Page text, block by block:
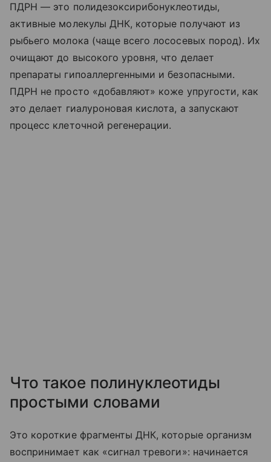
ПДРН — это полидезоксирибонуклеотиды,
активные молекулы ДНК, которые получают из
рыбьего молока (чаще всего лососевых пород). Их
очищают до высокого уровня, что делает
препараты гипоаллергенными и безопасными.
ПДРН не просто «добавляют» коже упругости, как
это делает гиалуроновая кислота, а запускают
процесс клеточной регенерации.
Что такое полинуклеотиды
простыми словами
Это короткие фрагменты ДНК, которые организм
воспринимает как «сигнал тревоги»: начинается